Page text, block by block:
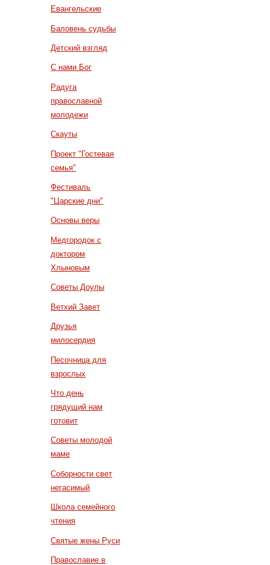
Евангельские
Баловень судьбы
Детский взгляд
С нами Бог
Радуга
православной
молодежи
Скауты
Проект "Гостевая
семья"
Фестиваль
"Царские дни"
Основы веры
Медгородок с
доктором
Хлыновым
Советы Доулы
Ветхий Завет
Друзья
милосердия
Песочница для
взрослых
Что день
грядущий нам
готовит
Советы молодой
маме
Соборности свет
негасимый
Школа семейного
чтения
Святые жены Руси
Православие в